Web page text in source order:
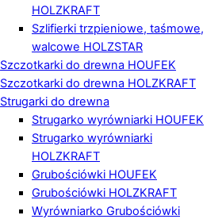
HOLZKRAFT
Szlifierki trzpieniowe, taśmowe,
walcowe HOLZSTAR
Szczotkarki do drewna HOUFEK
Szczotkarki do drewna HOLZKRAFT
Strugarki do drewna
Strugarko wyrówniarki HOUFEK
Strugarko wyrówniarki
HOLZKRAFT
Grubościówki HOUFEK
Grubościówki HOLZKRAFT
Wyrówniarko Grubościówki